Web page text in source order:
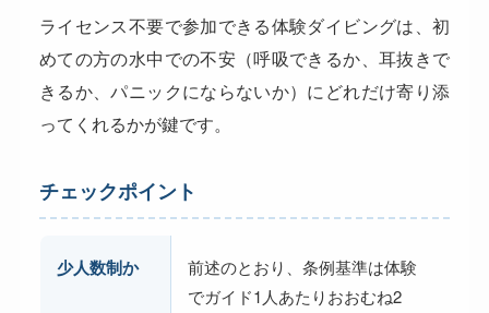
ライセンス不要で参加できる体験ダイビングは、初
めての方の水中での不安（呼吸できるか、耳抜きで
きるか、パニックにならないか）にどれだけ寄り添
ってくれるかが鍵です。
チェックポイント
少人数制か
前述のとおり、条例基準は体験
でガイド1人あたりおおむね2